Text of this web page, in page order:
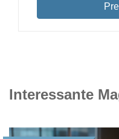
Interessante